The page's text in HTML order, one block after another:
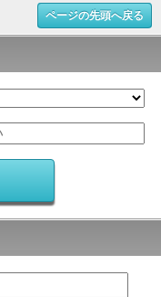
ページの先頭へ戻る